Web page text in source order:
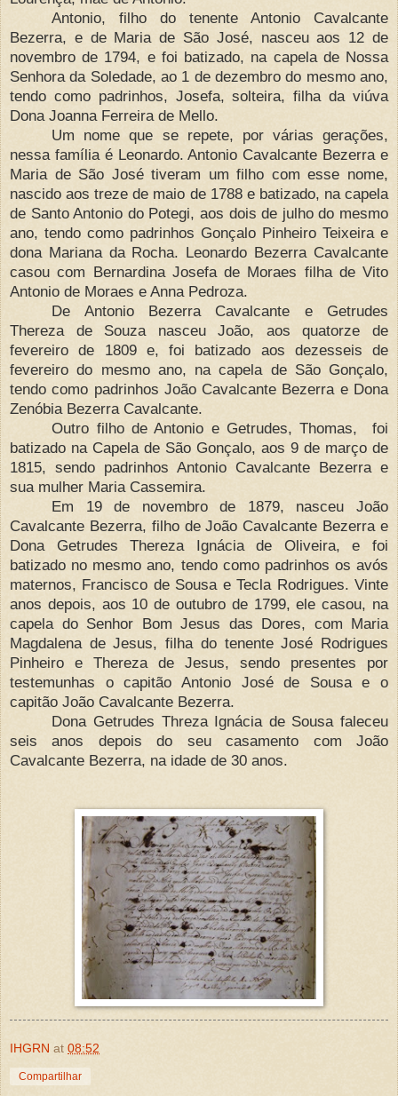
Antonio, filho do tenente Antonio Cavalcante
Bezerra, e de Maria de São José, nasceu aos 12 de
novembro de 1794, e foi batizado, na capela de Nossa
Senhora da Soledade, ao 1 de dezembro do mesmo ano,
tendo como padrinhos, Josefa, solteira, filha da viúva
Dona Joanna Ferreira de Mello.
Um nome que se repete, por várias gerações,
nessa família é Leonardo. Antonio Cavalcante Bezerra e
Maria de São José tiveram um filho com esse nome,
nascido aos treze de maio de 1788 e batizado, na capela
de Santo Antonio do Potegi, aos dois de julho do mesmo
ano, tendo como padrinhos Gonçalo Pinheiro Teixeira e
dona Mariana da Rocha. Leonardo Bezerra Cavalcante
casou com Bernardina Josefa de Moraes filha de Vito
Antonio de Moraes e Anna Pedroza.
De Antonio Bezerra Cavalcante e Getrudes
Thereza de Souza nasceu João, aos quatorze de
fevereiro de 1809 e, foi batizado aos dezesseis de
fevereiro do mesmo ano, na capela de São Gonçalo,
tendo como padrinhos João Cavalcante Bezerra e Dona
Zenóbia Bezerra Cavalcante.
Outro filho de Antonio e Getrudes, Thomas, foi
batizado na Capela de São Gonçalo, aos 9 de março de
1815, sendo padrinhos Antonio Cavalcante Bezerra e
sua mulher Maria Cassemira.
Em 19 de novembro de 1879, nasceu João
Cavalcante Bezerra, filho de João Cavalcante Bezerra e
Dona Getrudes Thereza Ignácia de Oliveira, e foi
batizado no mesmo ano, tendo como padrinhos os avós
maternos, Francisco de Sousa e Tecla Rodrigues. Vinte
anos depois, aos 10 de outubro de 1799, ele casou, na
capela do Senhor Bom Jesus das Dores, com Maria
Magdalena de Jesus, filha do tenente José Rodrigues
Pinheiro e Thereza de Jesus, sendo presentes por
testemunhas o capitão Antonio José de Sousa e o
capitão João Cavalcante Bezerra.
Dona Getrudes Threza Ignácia de Sousa faleceu
seis anos depois do seu casamento com João
Cavalcante Bezerra, na idade de 30 anos.
IHGRN at 08:52
Compartilhar